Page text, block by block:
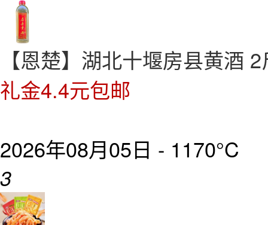
【恩楚】湖北十堰房县黄酒
礼金4.4元包邮
2026年08月05日 - 1170°C
3